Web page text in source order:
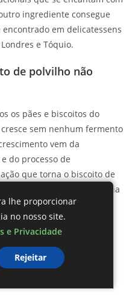
ingrediente consegue
em delicatessens
e Tóquio.
de polvilho não
os pães e biscoitos do
sem nenhum fermento
vem da
do processo de
que torna o biscoito de
fascinantes da gastronomia
de Polvilho
lhe proporcionar
no nosso site.
e Privacidade
Rejeitar